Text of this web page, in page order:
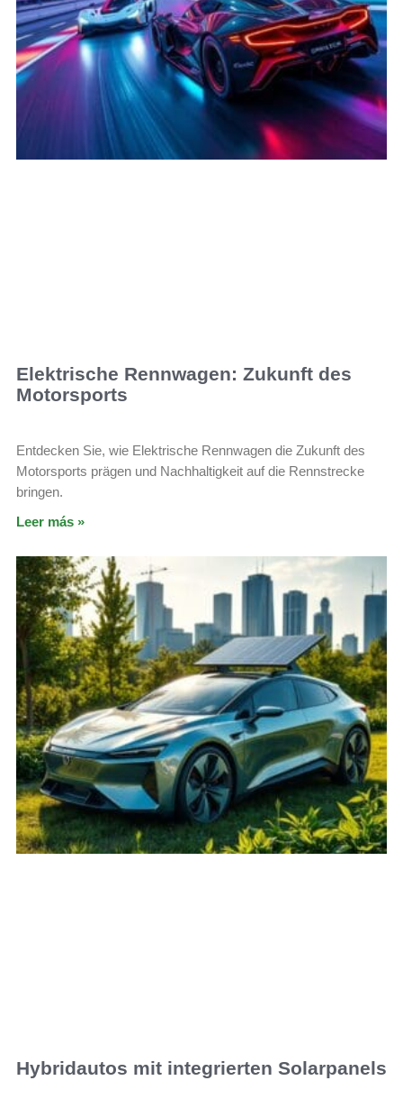
Elektrische Rennwagen: Zukunft des
Motorsports
Entdecken Sie, wie Elektrische Rennwagen die Zukunft des
Motorsports prägen und Nachhaltigkeit auf die Rennstrecke
bringen.
Leer más »
Hybridautos mit integrierten Solarpanels